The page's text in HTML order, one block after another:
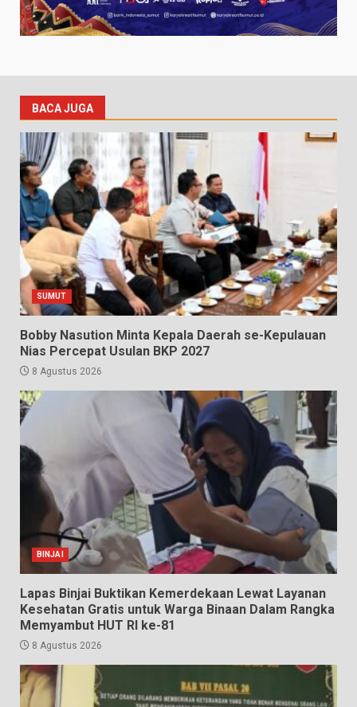
BACA JUGA
SUMUT
Bobby Nasution Minta Kepala Daerah se-Kepulauan
Nias Percepat Usulan BKP 2027
8 Agustus 2026
BINJAI
Lapas Binjai Buktikan Kemerdekaan Lewat Layanan
Kesehatan Gratis untuk Warga Binaan Dalam Rangka
Memyambut HUT RI ke-81
8 Agustus 2026